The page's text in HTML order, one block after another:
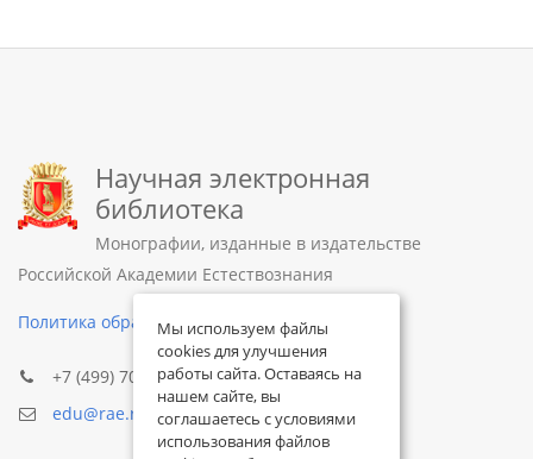
Научная электронная
библиотека
Монографии, изданные в издательстве
Российской Академии Естествознания
Политика обработки персональных данных
+7 (499) 705-72-30
edu@rae.ru
Мы используем файлы
cookies для улучшения
работы сайта. Оставаясь на
нашем сайте, вы
соглашаетесь с условиями
использования файлов